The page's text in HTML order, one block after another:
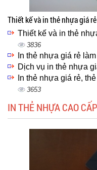
Thiết kế và in thẻ nhựa giá
Thiết kế và in thẻ
3836
In thẻ nhựa giá rẻ
Dịch vụ in thẻ nhựa
In thẻ nhựa giá rẻ,
3653
IN THẺ NHỰA CAO CẤP